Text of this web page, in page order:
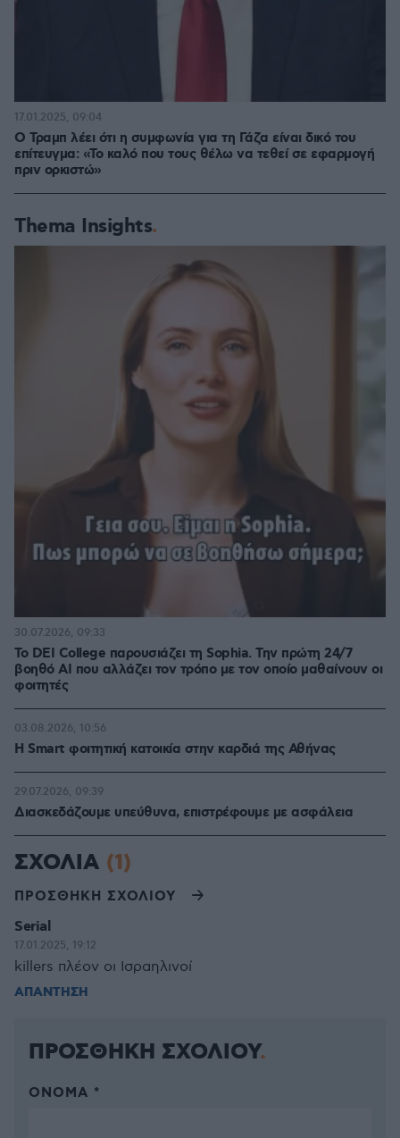
Ο Τραμπ λέει ότι η συμφωνία για τη Γάζα είναι δικό του
επίτευγμα: «Το καλό που τους θέλω να τεθεί σε εφαρμογή
πριν ορκιστώ»
17.01.2025, 09:04
Thema Insights
Το DEI College παρουσιάζει τη Sophia. Την πρώτη 24/7
βοηθό AI που αλλάζει τον τρόπο με τον οποίο μαθαίνουν οι
φοιτητές
30.07.2026, 09:33
Η Smart φοιτητική κατοικία στην καρδιά της Αθήνας
03.08.2026, 10:56
Διασκεδάζουμε υπεύθυνα, επιστρέφουμε με ασφάλεια
29.07.2026, 09:39
ΣΧΟΛΙΑ (1)
ΠΡΟΣΘΗΚΗ ΣΧΟΛΙΟΥ
Serial
17.01.2025, 19:12
killers πλέον οι Ισραηλινοί
ΑΠΑΝΤΗΣΗ
ΠΡΟΣΘΗΚΗ ΣΧΟΛΙΟΥ
ΌΝΟΜΑ *